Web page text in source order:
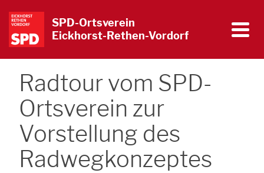
SPD-Ortsverein
Eickhorst-Rethen-Vordorf
Radtour vom SPD-
Ortsverein zur
Vorstellung des
Radwegkonzeptes